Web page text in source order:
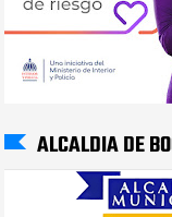
ALCALDIA DE